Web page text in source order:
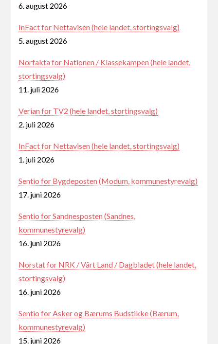
6. august 2026
InFact for Nettavisen (hele landet, stortingsvalg)
5. august 2026
Norfakta for Nationen / Klassekampen (hele landet,
stortingsvalg)
11. juli 2026
Verian for TV2 (hele landet, stortingsvalg)
2. juli 2026
InFact for Nettavisen (hele landet, stortingsvalg)
1. juli 2026
Sentio for Bygdeposten (Modum, kommunestyrevalg)
17. juni 2026
Sentio for Sandnesposten (Sandnes,
kommunestyrevalg)
16. juni 2026
Norstat for NRK / Vårt Land / Dagbladet (hele landet,
stortingsvalg)
16. juni 2026
Sentio for Asker og Bærums Budstikke (Bærum,
kommunestyrevalg)
15. juni 2026